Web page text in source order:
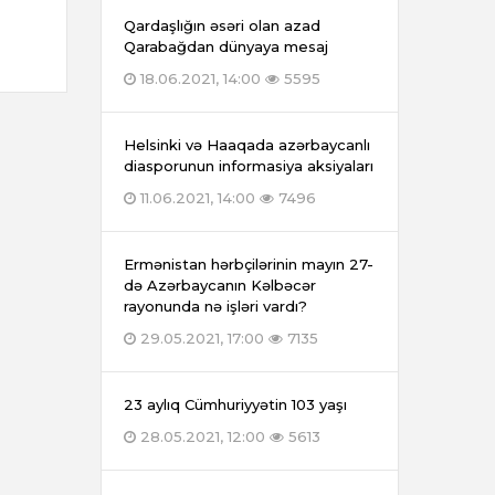
Qardaşlığın əsəri olan azad
Qarabağdan dünyaya mesaj
18.06.2021, 14:00
5595
Helsinki və Haaqada azərbaycanlı
diasporunun informasiya aksiyaları
11.06.2021, 14:00
7496
Ermənistan hərbçilərinin mayın 27-
də Azərbaycanın Kəlbəcər
rayonunda nə işləri vardı?
29.05.2021, 17:00
7135
23 aylıq Cümhuriyyətin 103 yaşı
28.05.2021, 12:00
5613